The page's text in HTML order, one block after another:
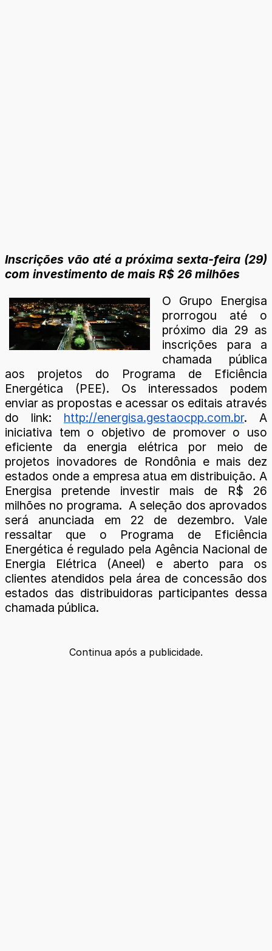
Inscrições vão até a próxima sexta-feira (29)
com investimento de mais R$ 26 milhões
O Grupo Energisa
prorrogou até o
próximo dia 29 as
inscrições para a
chamada pública
aos projetos do Programa de Eficiência
Energética (PEE). Os interessados podem
enviar as propostas e acessar os editais através
do link: http://energisa.gestaocpp.com.br. A
iniciativa tem o objetivo de promover o uso
eficiente da energia elétrica por meio de
projetos inovadores de Rondônia e mais dez
estados onde a empresa atua em distribuição. A
Energisa pretende investir mais de R$ 26
milhões no programa. A seleção dos aprovados
será anunciada em 22 de dezembro. Vale
ressaltar que o Programa de Eficiência
Energética é regulado pela Agência Nacional de
Energia Elétrica (Aneel) e aberto para os
clientes atendidos pela área de concessão dos
estados das distribuidoras participantes dessa
chamada pública.
Continua após a publicidade.